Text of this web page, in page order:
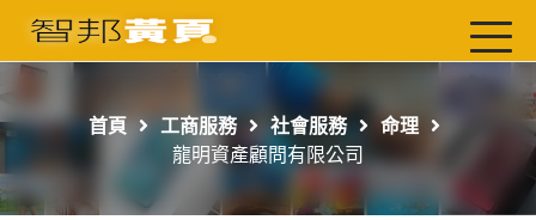
首頁
工商服務
首頁 工商服務 社會服務
命理
龍明資產顧問有限公司